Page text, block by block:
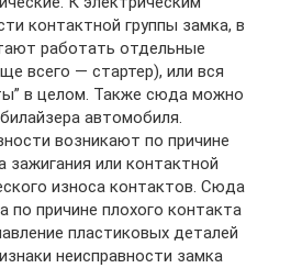
контактной группы замка, в
работать отдельные
всего — стартер), или вся
в целом. Также сюда можно
автомобиля.
возникают по причине
зажигания или контактной
износа контактов. Сюда
по причине плохого контакта
пластиковых деталей
неисправности замка